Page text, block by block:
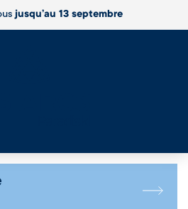
jusqu’au 13 septembre